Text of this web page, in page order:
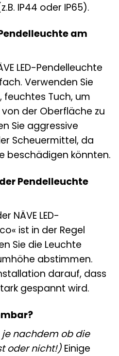
IP44 oder IP65).
am
LED-Pendelleuchte
Verwenden Sie
feuchtes Tuch, um
der Oberfläche zu
Sie aggressive
Scheuermittel, da
beschädigen könnten.
Pendelleuchte
NÄVE LED-
ist in der Regel
Sie die Leuchte
abstimmen.
darauf, dass
gespannt wird.
nachdem ob die
oder nicht!) Einige